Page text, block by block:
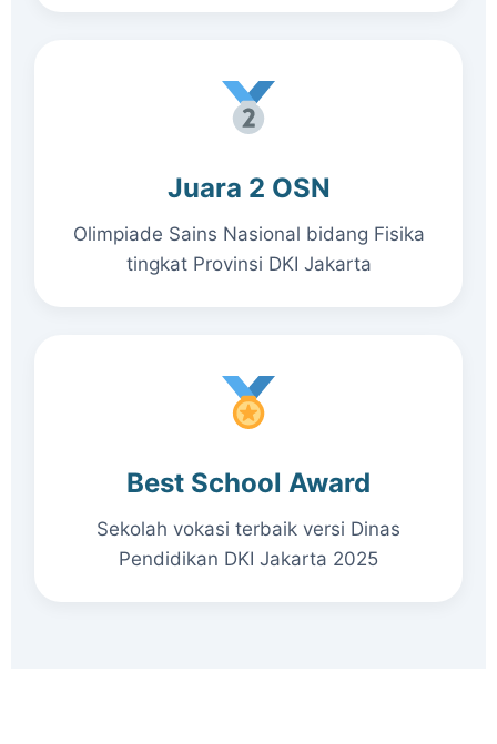
Juara 2 OSN
Olimpiade Sains Nasional bidang Fisika
tingkat Provinsi DKI Jakarta
Best School Award
Sekolah vokasi terbaik versi Dinas
Pendidikan DKI Jakarta 2025